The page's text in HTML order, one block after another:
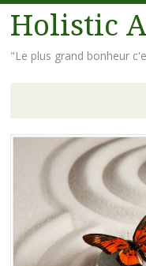
Holistic
"Le plus grand bonheur
Aller
principal